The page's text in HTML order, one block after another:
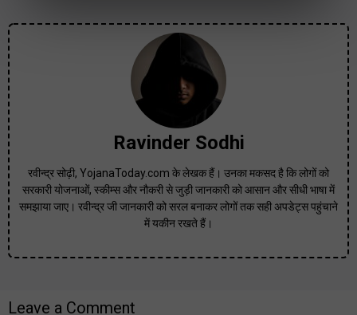
Ravinder Sodhi
रवीन्द्र सोढ़ी, YojanaToday.com के लेखक हैं। उनका मकसद है कि लोगों को
सरकारी योजनाओं, स्कीम्स और नौकरी से जुड़ी जानकारी को आसान और सीधी भाषा में
समझाया जाए। रवीन्द्र जी जानकारी को सरल बनाकर लोगों तक सही अपडेट्स पहुंचाने
में यकीन रखते हैं।
Leave a Comment